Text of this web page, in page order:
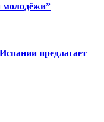
молодёжи”
предлагает